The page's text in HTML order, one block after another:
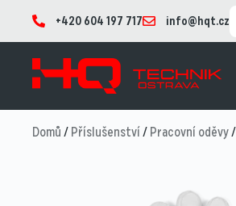
+420 604 197 717 info@hqt.cz
Domů/Příslušenství/Pracovní oděvy